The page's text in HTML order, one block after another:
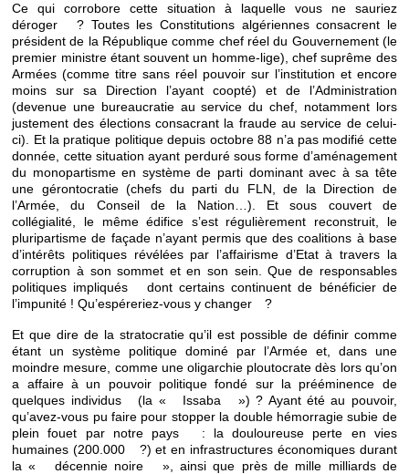
Ce qui corrobore cette situation à laquelle vous ne sauriez
déroger ? Toutes les Constitutions algériennes consacrent le
président de la République comme chef réel du Gouvernement (le
premier ministre étant souvent un homme-lige), chef suprême des
Armées (comme titre sans réel pouvoir sur l’institution et encore
moins sur sa Direction l’ayant coopté) et de l’Administration
(devenue une bureaucratie au service du chef, notamment lors
justement des élections consacrant la fraude au service de celui-
ci). Et la pratique politique depuis octobre 88 n’a pas modifié cette
donnée, cette situation ayant perduré sous forme d’aménagement
du monopartisme en système de parti dominant avec à sa tête
une gérontocratie (chefs du parti du FLN, de la Direction de
l’Armée, du Conseil de la Nation…). Et sous couvert de
collégialité, le même édifice s’est régulièrement reconstruit, le
pluripartisme de façade n’ayant permis que des coalitions à base
d’intérêts politiques révélées par l’affairisme d’Etat à travers la
corruption à son sommet et en son sein. Que de responsables
politiques impliqués dont certains continuent de bénéficier de
l’impunité ! Qu’espéreriez-vous y changer ?
Et que dire de la stratocratie qu’il est possible de définir comme
étant un système politique dominé par l’Armée et, dans une
moindre mesure, comme une oligarchie ploutocrate dès lors qu’on
a affaire à un pouvoir politique fondé sur la prééminence de
quelques individus (la « Issaba ») ? Ayant été au pouvoir,
qu’avez-vous pu faire pour stopper la double hémorragie subie de
plein fouet par notre pays : la douloureuse perte en vies
humaines (200.000 ?) et en infrastructures économiques durant
la « décennie noire », ainsi que près de mille milliards de